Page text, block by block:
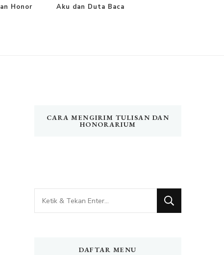
Honor Aku dan Duta Baca
CARA MENGIRIM TULISAN DAN
HONORARIUM
Mencari
Sesuatu?
DAFTAR MENU